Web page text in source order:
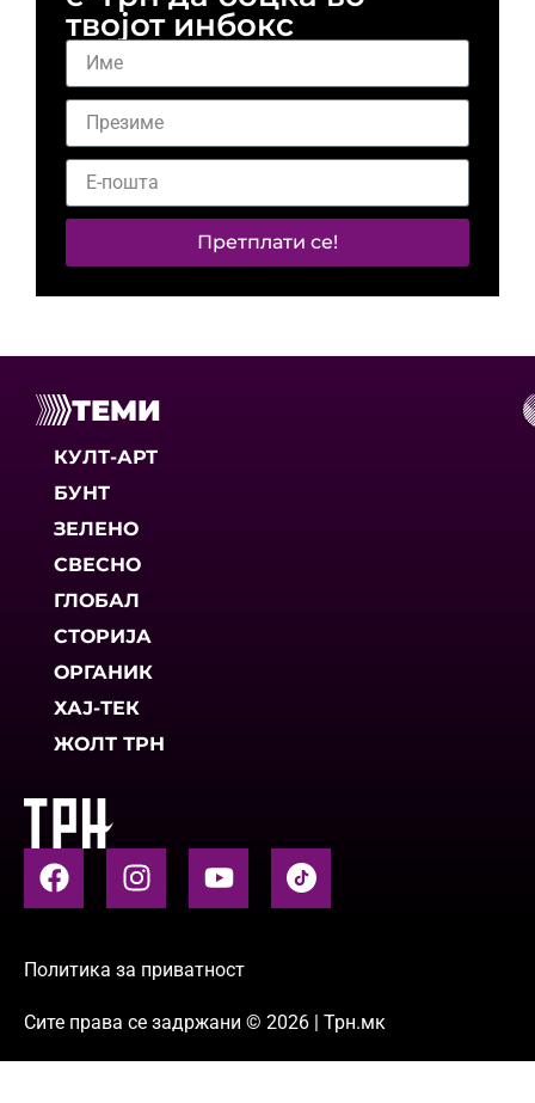
твојот инбокс
Претплати се!
ТЕМИ
КУЛТ-АРТ
БУНТ
ЗЕЛЕНО
СВЕСНО
ГЛОБАЛ
СТОРИЈА
ОРГАНИК
ХАЈ-ТЕК
ЖОЛТ ТРН
Политика за приватност
Сите права се задржани © 2026 | Трн.мк